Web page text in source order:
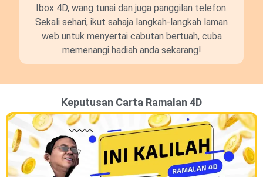
Ibox 4D, wang tunai dan juga panggilan telefon.
Sekali sehari, ikut sahaja langkah-langkah laman
web untuk menyertai cabutan bertuah, cuba
memenangi hadiah anda sekarang!
Keputusan Carta Ramalan 4D